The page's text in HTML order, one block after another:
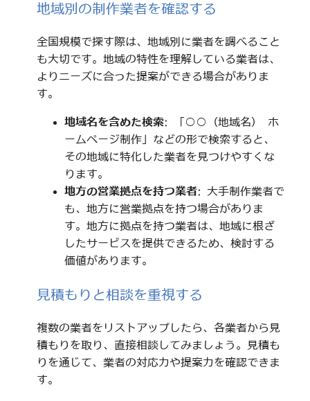
地域別の制作業者を確認する
全国規模で探す際は、地域別に業者を調べること
も大切です。地域の特性を理解している業者は、
よりニーズに合った提案ができる場合がありま
す。
地域名を含めた検索: 「○○（地域名） ホ
ームページ制作」などの形で検索すると、
その地域に特化した業者を見つけやすくな
ります。
地方の営業拠点を持つ業者: 大手制作業者で
も、地方に営業拠点を持つ場合がありま
す。地方に拠点を持つ業者は、地域に根ざ
したサービスを提供できるため、検討する
価値があります。
見積もりと相談を重視する
複数の業者をリストアップしたら、各業者から見
積もりを取り、直接相談してみましょう。見積も
りを通じて、業者の対応力や提案力を確認できま
す。